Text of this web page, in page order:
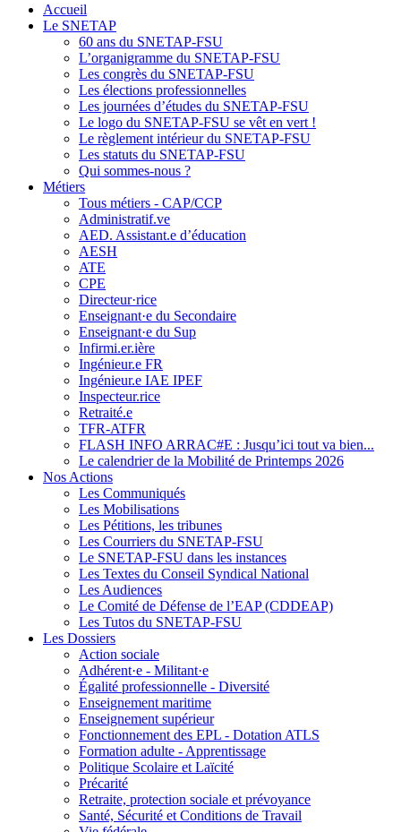
Accueil
Le SNETAP
60 ans du SNETAP-FSU
L’organigramme du SNETAP-FSU
Les congrès du SNETAP-FSU
Les élections professionnelles
Les journées d’études du SNETAP-FSU
Le logo du SNETAP-FSU se vêt en vert !
Le règlement intérieur du SNETAP-FSU
Les statuts du SNETAP-FSU
Qui sommes-nous ?
Métiers
Tous métiers - CAP/CCP
Administratif.ve
AED. Assistant.e d’éducation
AESH
ATE
CPE
Directeur·rice
Enseignant·e du Secondaire
Enseignant·e du Sup
Infirmi.er.ière
Ingénieur.e FR
Ingénieur.e IAE IPEF
Inspecteur.rice
Retraité.e
TFR-ATFR
FLASH INFO ARRAC#E : Jusqu’ici tout va bien...
Le calendrier de la Mobilité de Printemps 2026
Nos Actions
Les Communiqués
Les Mobilisations
Les Pétitions, les tribunes
Les Courriers du SNETAP-FSU
Le SNETAP-FSU dans les instances
Les Textes du Conseil Syndical National
Les Audiences
Le Comité de Défense de l’EAP (CDDEAP)
Les Tutos du SNETAP-FSU
Les Dossiers
Action sociale
Adhérent·e - Militant·e
Égalité professionnelle - Diversité
Enseignement maritime
Enseignement supérieur
Fonctionnement des EPL - Dotation ATLS
Formation adulte - Apprentissage
Politique Scolaire et Laïcité
Précarité
Retraite, protection sociale et prévoyance
Santé, Sécurité et Conditions de Travail